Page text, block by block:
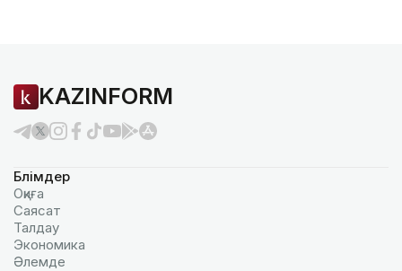
KAZINFORM
Бөлімдер
Оқиға
Саясат
Талдау
Экономика
Әлемде